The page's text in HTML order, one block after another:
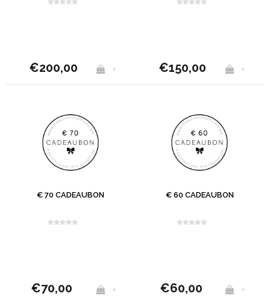
€200,00 + €150,00 +
€ 70 CADEAUBON
€70,00 +
€ 60 CADEAUBON
€60,00 +